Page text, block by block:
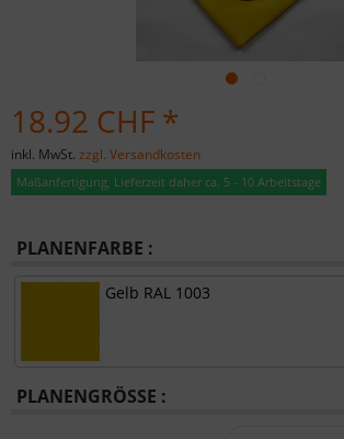
18.92 CHF *
inkl. MwSt. zzgl. Versandkosten
Maßanfertigung, Lieferzeit daher ca. 5 - 10 Arbeitstage
PLANENFARBE :
Gelb RAL 1003
PLANENGRÖSSE :